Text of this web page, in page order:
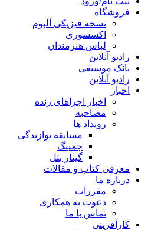
فروشگاه
نسخه فیزیکی آلبوم
اکسسوری
لباس هنرمندان
رادیو آنلاین
بانک موسیقی
رادیو آنلاین
اخبار
اخبار اجراهای زنده
مصاحبه
رویداد ها
مسابقه نوازندگی
جمینگ
گیتار بتل
معرفی کتاب و مقالات
درباره ما
مقررات
دعوت به همکاری
تماس با ما
کارآفرینی